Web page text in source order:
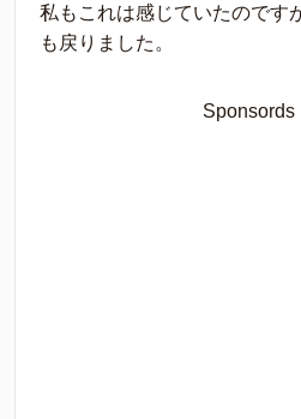
私もこれは感じていたのです
も戻りました。
Sponsords